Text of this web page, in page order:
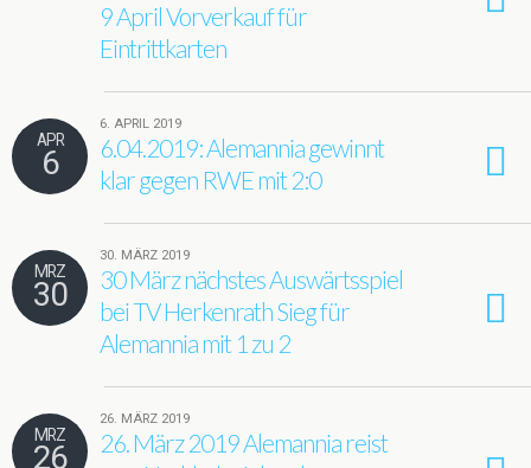
9 April Vorverkauf für
Eintrittkarten
APR
6
6. APRIL 2019
6.04.2019: Alemannia gewinnt
klar gegen RWE mit 2:0
MRZ
30
30. MÄRZ 2019
30 März nächstes Auswärtsspiel
bei TV Herkenrath Sieg für
Alemannia mit 1 zu 2
MRZ
26
26. MÄRZ 2019
26. März 2019 Alemannia reist